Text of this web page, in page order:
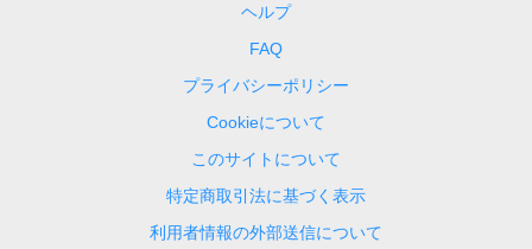
ヘルプ
FAQ
プライバシーポリシー
Cookieについて
このサイトについて
特定商取引法に基づく表示
利用者情報の外部送信について